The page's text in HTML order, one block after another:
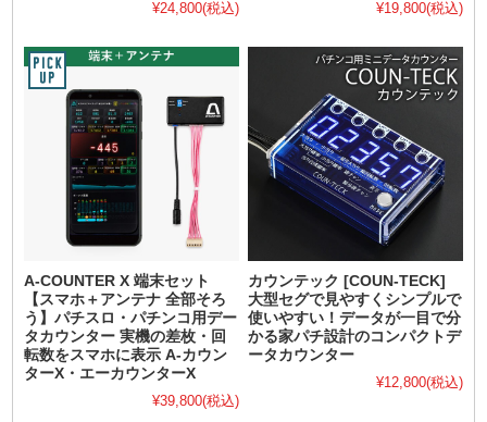
¥24,800(税込)
¥19,800(税込)
A-COUNTER X 端末セット
【スマホ＋アンテナ 全部そろ
う】パチスロ・パチンコ用デー
タカウンター 実機の差枚・回
転数をスマホに表示 A-カウン
ターX・エーカウンターX
¥39,800(税込)
カウンテック [COUN-TECK]
大型セグで見やすくシンプルで
使いやすい！データが一目で分
かる家パチ設計のコンパクトデ
ータカウンター
¥12,800(税込)